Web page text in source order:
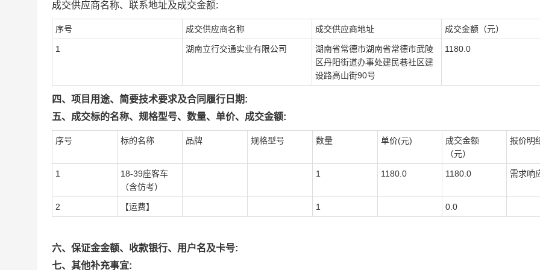
成交供应商名称、联系地址及成交金额:
序号 成交供应商名称 成交供应商地址 成交金额（元）
1 湖南立行交通实业有限公司
湖南省常德市湖南省常德市武陵
区丹阳街道办事处建民巷社区建
设路高山街90号
1180.0
四、项目用途、简要技术要求及合同履行日期:
五、成交标的名称、规格型号、数量、单价、成交金额:
序号 标的名称 品牌 规格型号 数量 单价(元)
成交金额
（元）
报价明
1
18-39座客车
（含仿考）
1 1180.0 1180.0 需求响
2 【运费】 1 0.0
六、保证金金额、收款银行、用户名及卡号:
七、其他补充事宜: